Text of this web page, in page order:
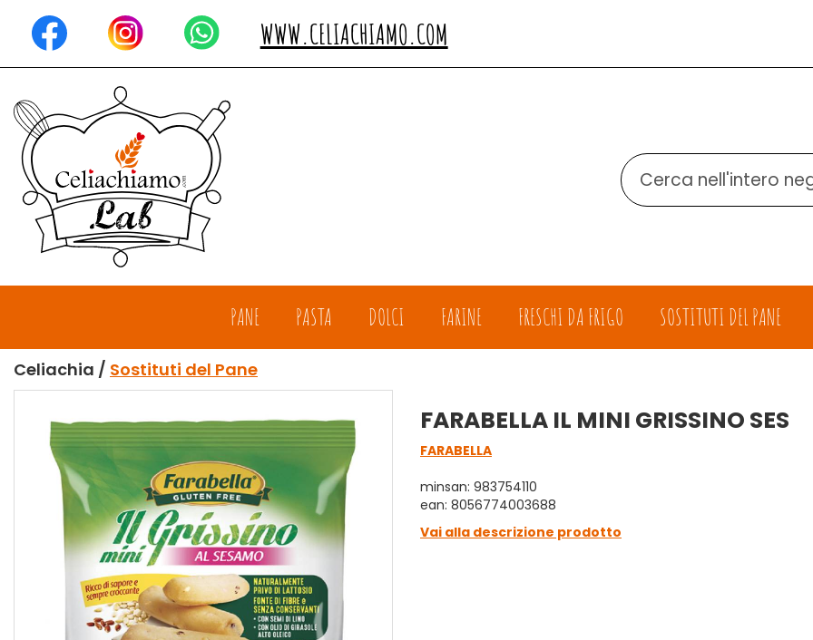
contenuto
principale
WWW.CELIACHIAMO.COM
Cerca
Prodotto
PANE PASTA DOLCI FARINE FRESCHI DA FRIGO SOSTITUTI DEL PANE
Celiachia / Sostituti del Pane
FARABELLA IL MINI GRISSINO SES
FARABELLA
minsan: 983754110
ean: 8056774003688
Vai alla descrizione prodotto